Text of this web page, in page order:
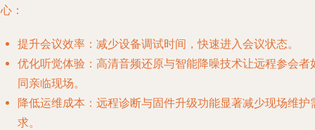
：
提升会议效率 ：减少设备调试时间，快速进入会议状态。
优化听觉体验 ：高清音频还原与智能降噪技术让远程参会者
同亲临现场。
降低运维成本 ：远程诊断与固件升级功能显著减少现场维护
求。